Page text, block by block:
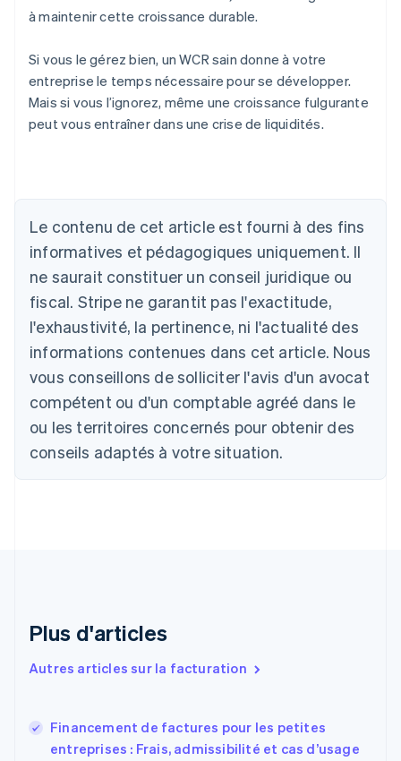
à maintenir cette croissance durable.
Si vous le gérez bien, un WCR sain donne à votre
entreprise le temps nécessaire pour se développer.
Mais si vous l’ignorez, même une croissance fulgurante
peut vous entraîner dans une crise de liquidités.
Le contenu de cet article est fourni à des fins
informatives et pédagogiques uniquement. Il
ne saurait constituer un conseil juridique ou
fiscal. Stripe ne garantit pas l'exactitude,
l'exhaustivité, la pertinence, ni l'actualité des
informations contenues dans cet article. Nous
vous conseillons de solliciter l'avis d'un avocat
compétent ou d'un comptable agréé dans le
ou les territoires concernés pour obtenir des
conseils adaptés à votre situation.
Plus d'articles
Autres articles sur la facturation
Financement de factures pour les petites
entreprises : Frais, admissibilité et cas d’usage
Allemagne
Deutsch
Australie
English
Autriche
Belgique
NederlandsFrançaisDeutschEnglish
Brésil
PortuguêsEnglish
Bulgarie
English
English Français
Chine continentale
English
Espagne
États-Unis
EnglishEspañol 简体中文